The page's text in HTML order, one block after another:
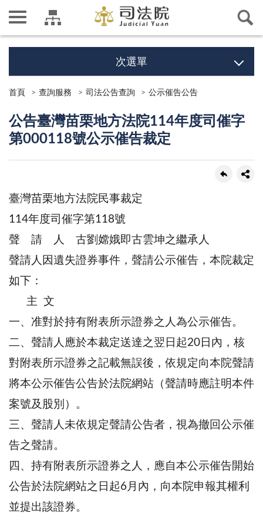
次選單
首頁 查詢服務 司法公告查詢 公示催告公告
公告臺灣苗栗地方法院114年度司催字
第000118號公示催告裁定
臺灣苗栗地方法院民事裁定
114年度司催字第118號
聲 請 人 古劉嫦娥即古雲坤之繼承人
聲請人因遺失證券事件，聲請公示催告，本院裁定
如下：
主 文
一、准對於持有附表所示證券之人為公示催告。
二、聲請人應於本裁定送達之翌日起20日內，核
對附表所示證券之記載無誤後，依規定向本院聲請
將本公示催告公告於法院網站（聲請時應註明本件
案號及股別）。
三、聲請人未依規定聲請公告者，視為撤回公示催
告之聲請。
四、持有附表所示證券之人，應自本公示催告開始
公告於法院網站之日起6月內，向本院申報其權利
並提出該證券。